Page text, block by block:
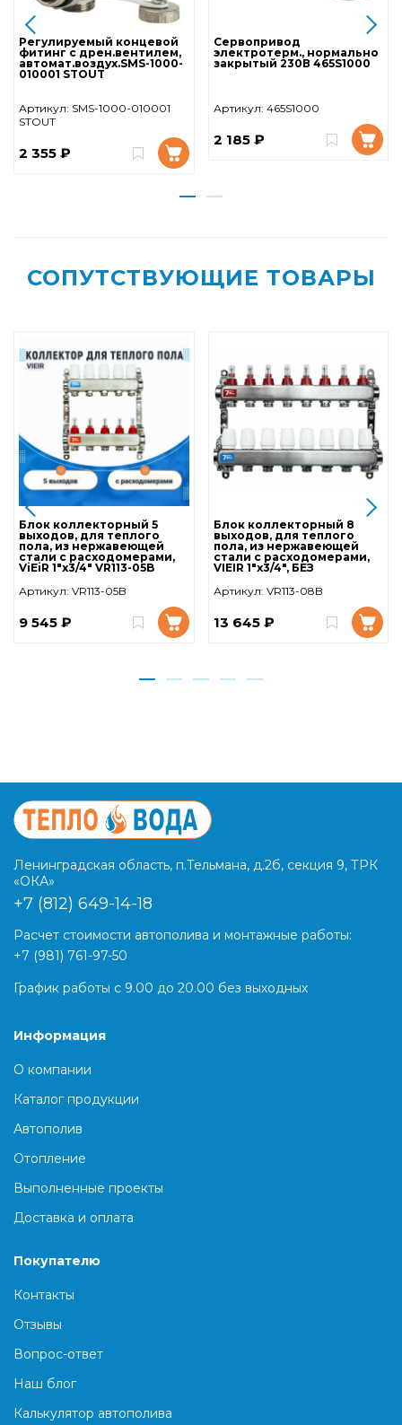
Регулируемый концевой
фитинг с дрен.вентилем,
автомат.воздух.SMS-1000-
010001 STOUT
Артикул: SMS-1000-010001
STOUT
2 355 ₽
Сервопривод
электротерм., нормально
закрытый 230В 465S1000
Артикул: 465S1000
2 185 ₽
СОПУТСТВУЮЩИЕ ТОВАРЫ
Блок коллекторный 5
выходов, для теплого
пола, из нержавеющей
стали с расходомерами,
ViEiR 1"x3/4" VR113-05B
Артикул: VR113-05B
9 545 ₽
Блок коллекторный 8
выходов, для теплого
пола, из нержавеющей
стали с расходомерами,
VIEIR 1"x3/4", БЕЗ
сливных кранов VR113-08B
Артикул: VR113-08B
13 645 ₽
Ленинградская область, п.Тельмана, д.2б, секция 9, ТРК
«ОКА»
+7 (812) 649-14-18
Расчет стоимости автополива и монтажные работы:
+7 (981) 761-97-50
График работы с 9.00 до 20.00 без выходных
Информация
О компании
Каталог продукции
Автополив
Отопление
Выполненные проекты
Доставка и оплата
Покупателю
Контакты
Отзывы
Вопрос-ответ
Наш блог
Калькулятор автополива